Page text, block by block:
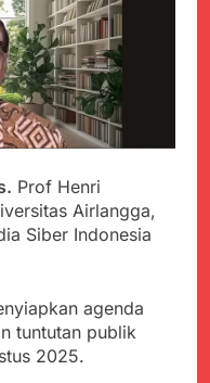
SEBUT
BAIK
2024
Dalang
BHP Alkes ke
se-
Sukabumi
7 Tahun.
2024
Tersenyum
Saat Satgas
Pakaian
Kadinkes Kab.
terlibat
pengadaan obat
2024
di Kab.
terkait
beredar nya
obatan Kadaluarsa
2024
Sumenep
Kasus
Prof Henri
Airlangga,
Siber Indonesia
agenda
tuntutan publik
2025.